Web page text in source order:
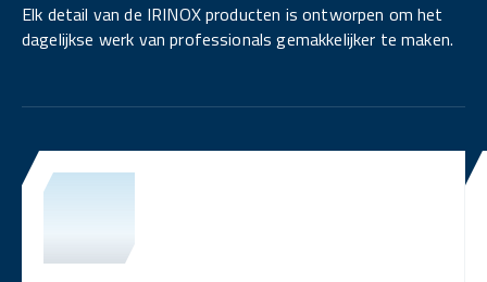
Elk detail van de IRINOX producten is ontworpen om het
dagelijkse werk van professionals gemakkelijker te maken.